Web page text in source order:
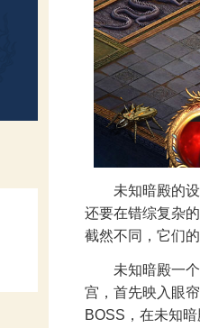
未知暗殿的设
还要在错综复杂
截然不同，它们
未知暗殿一个
宫，首先映入眼
BOSS，在未知